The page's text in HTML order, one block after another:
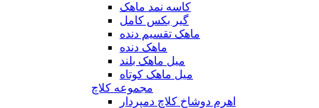
کاسه نمد ماهک
گیر بکس کامل
ماهک تقسیم دنده
ماهک دنده
میل ماهک بلند
میل ماهک کوتاه
مجموعه کلاچ
اهرم دوشاخ کلاچ دمپردار